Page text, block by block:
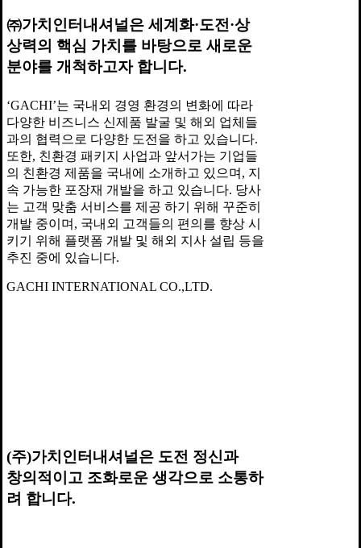
㈜가치인터내셔널은 세계화·도전·상
상력의 핵심 가치를 바탕으로 새로운
분야를 개척하고자 합니다.
‘GACHI’는 국내외 경영 환경의 변화에 따라
다양한 비즈니스 신제품 발굴 및 해외 업체들
과의 협력으로 다양한 도전을 하고 있습니다.
또한, 친환경 패키지 사업과 앞서가는 기업들
의 친환경 제품을 국내에 소개하고 있으며, 지
속 가능한 포장재 개발을 하고 있습니다. 당사
는 고객 맞춤 서비스를 제공 하기 위해 꾸준히
개발 중이며, 국내외 고객들의 편의를 향상 시
키기 위해 플랫폼 개발 및 해외 지사 설립 등을
추진 중에 있습니다.
GACHI INTERNATIONAL CO.,LTD.
(주)가치인터내셔널은 도전 정신과
창의적이고 조화로운 생각으로 소통하
려 합니다.